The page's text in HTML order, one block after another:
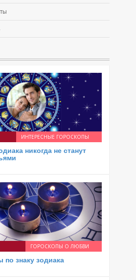
ИНТЕРЕСНЫЕ ГОРОСКОПЫ
никогда не станут
ГОРОСКОПЫ О ЛЮБВИ
знаку зодиака